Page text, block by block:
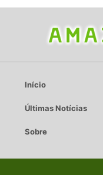
Início
Últimas Notícias
Sobre